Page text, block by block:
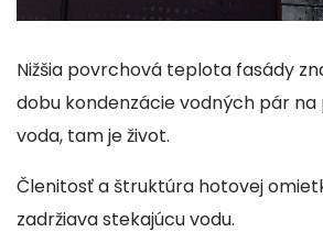
Nižšia povrchová teplota fasády
dobu kondenzácie vodných pár na
voda, tam je život.
Členitosť a štruktúra hotovej
zadržiava stekajúcu vodu.